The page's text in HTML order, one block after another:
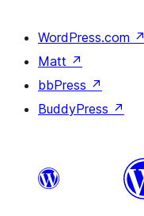
WordPress.com ↗
Matt ↗
bbPress ↗
BuddyPress ↗